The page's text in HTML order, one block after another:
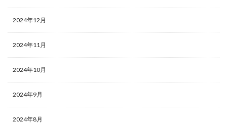
2024年12月
2024年11月
2024年10月
2024年9月
2024年8月